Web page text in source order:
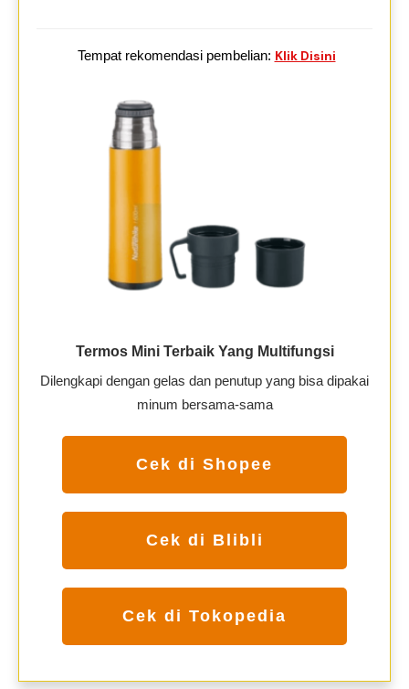
Tempat rekomendasi pembelian: Klik Disini
Termos Mini Terbaik Yang Multifungsi
Dilengkapi dengan gelas dan penutup yang bisa dipakai
minum bersama-sama
Cek di Shopee
Cek di Blibli
Cek di Tokopedia